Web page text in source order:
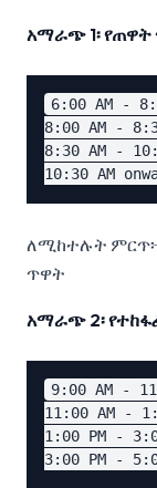
አማራጭ 1፡ የጠዋት
6:00 AM -
8:00 AM -
8:30 AM -
ለሚከተሉት
ጥዋት
አማራጭ 2፡
9:00 AM -
11:00 AM -
1:00 PM -